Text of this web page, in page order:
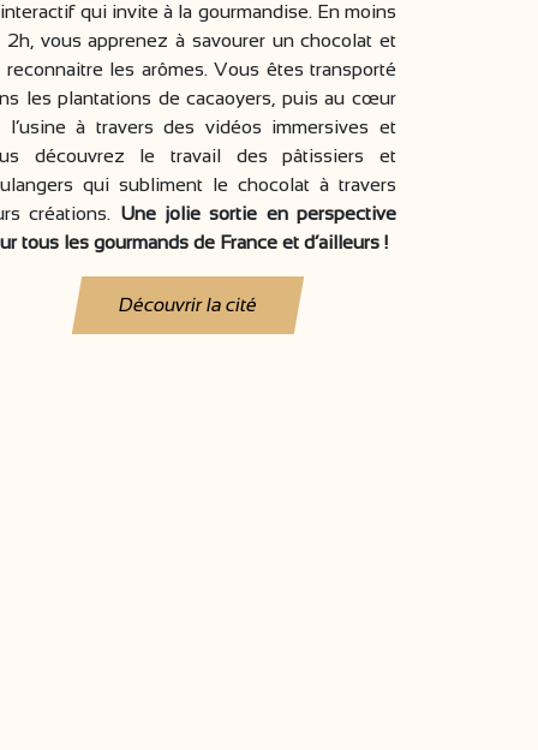
qui invite à la gourmandise. En moins
2h, vous apprenez à savourer un chocolat et
reconnaitre les arômes. Vous êtes transporté
les plantations de cacaoyers, puis au cœur
l’usine à travers des vidéos immersives et
découvrez le travail des pâtissiers et
qui subliment le chocolat à travers
créations. Une jolie sortie en perspective
tous les gourmands de France et d’ailleurs !
Découvrir la cité